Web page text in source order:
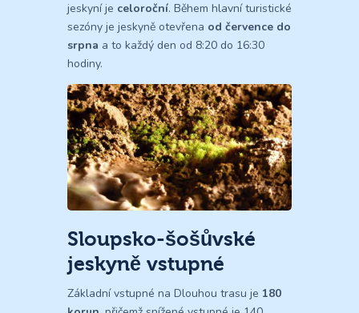
jeskyní je celoroční. Během hlavní turistické
sezóny je jeskyně otevřena od července do
srpna a to každý den od 8:20 do 16:30
hodiny.
Sloupsko-šošůvské
jeskyně vstupné
Základní vstupné na Dlouhou trasu je 180